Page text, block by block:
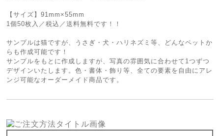
【サイズ】91mm×55mm
1個50枚入／税込／送料無料です！！
サンプルは猫ですが、うさぎ・犬・ハリネズミ等、どんなペットか
らも作成可能です！
サンプルをもとに作成しますが、写真の雰囲気に合わせて1つずつ
デザインいたします。色・書体・飾り等、全ての要素を自由にアレ
ンジ可能なオーダーメイド商品です。